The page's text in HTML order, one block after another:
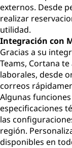
externos. Desde
realizar
utilidad.
Integración con
Gracias a su
Teams, Cortana
laborales, desde
correos
Algunas
especificaciones
las
región.
disponibles en